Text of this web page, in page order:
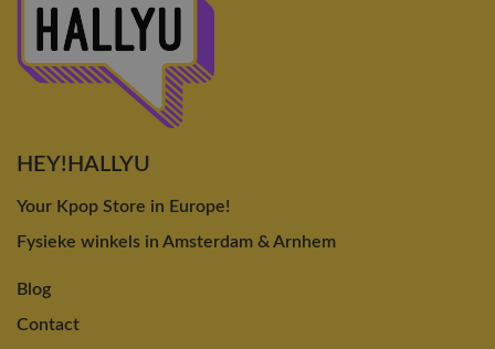
HEY!HALLYU
Your Kpop Store in Europe!
Fysieke winkels in Amsterdam & Arnhem
Blog
Contact